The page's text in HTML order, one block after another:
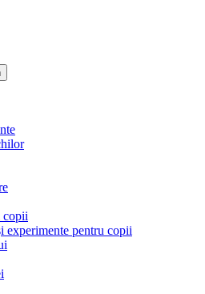
copii
experimente pentru copii